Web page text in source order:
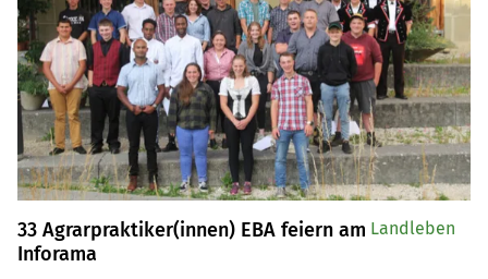
33 Agrarpraktiker(innen) EBA feiern am
Inforama
Landleben